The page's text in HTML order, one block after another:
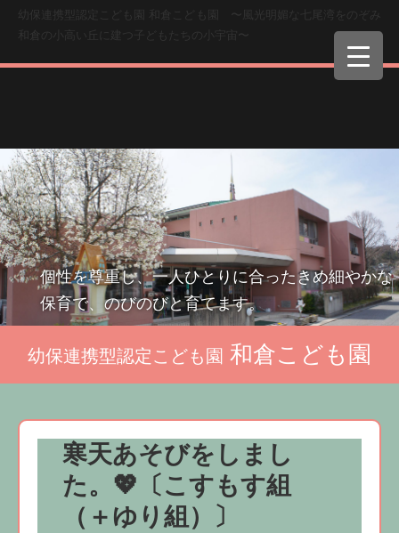
幼保連携型認定こども園 和倉こども園 〜風光明媚な七尾湾をのぞみ
和倉の小高い丘に建つ子どもたちの小宇宙〜
個性を尊重し、一人ひとりに合ったきめ細やかな
保育で、のびのびと育てます。
幼保連携型認定こども園 和倉こども園
寒天あそびをしまし
た。💖〔こすもす組
（＋ゆり組）〕